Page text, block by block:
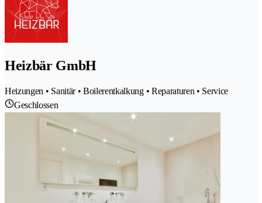
Heizbär GmbH
Heizungen • Sanitär • Boilerentkalkung • Reparaturen • Service
Geschlossen